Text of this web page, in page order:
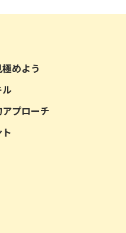
めよう
プローチ